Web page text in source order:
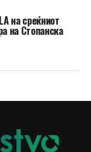
на среќниот
на Стопанска